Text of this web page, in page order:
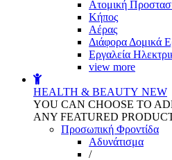
Aτομική
Kήπος
Αέρας
Διάφορα Δομικά
Εργαλεία
view more
HEALTH & BEAUTY NEW
YOU CAN CHOOSE TO
ANY FEATURED
Προσωπική Φροντίδα
Αδυνάτισμα
/